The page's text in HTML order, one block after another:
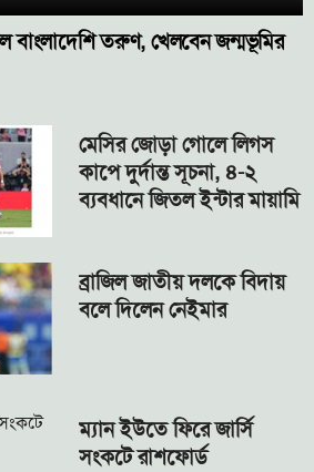
বাংলাদেশি তরুণ, খেলবেন জন্মভূমির
মেসির জোড়া গোলে লিগস
কাপে দুর্দান্ত সূচনা, ৪-২
ব্যবধানে জিতল ইন্টার মায়ামি
ব্রাজিল জাতীয় দলকে বিদায়
বলে দিলেন নেইমার
ম্যান ইউতে ফিরে জার্সি
সংকটে রাশফোর্ড